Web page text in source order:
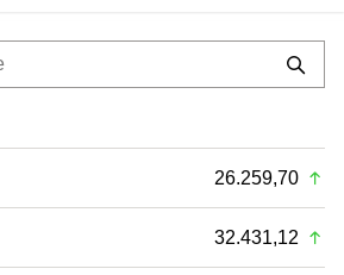
26.259,70
32.431,12